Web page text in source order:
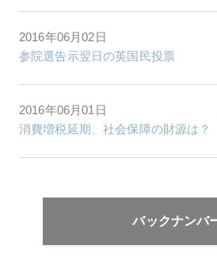
2016年06月02日
参院選告示翌日の英国民投票
2016年06月01日
消費増税延期、社会保障の財源は
バックナンバ